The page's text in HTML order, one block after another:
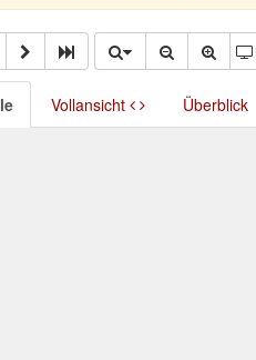
Vollansicht Überblick